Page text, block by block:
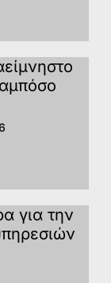
για την